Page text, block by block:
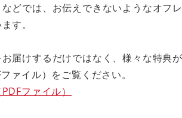
などでは、お伝えできないようなオフ
す。
届けするだけではなく、様々な特典
ァイル）をご覧ください。
ファイル）